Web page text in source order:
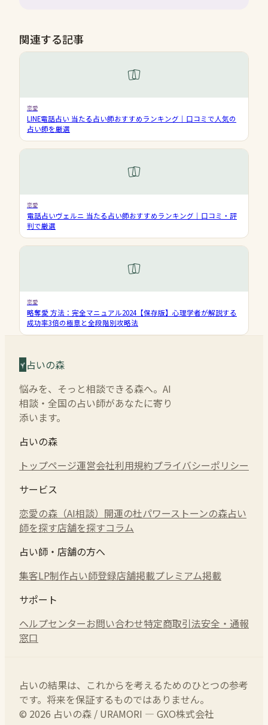
関連する記事
恋愛
LINE電話占い 当たる占い師おすすめランキング｜口コミで人気の
占い師を厳選
恋愛
電話占いヴェルニ 当たる占い師おすすめランキング｜口コミ・評
判で厳選
恋愛
略奪愛 方法：完全マニュアル2024【保存版】心理学者が解説する
成功率3倍の極意と全段階別攻略法
占いの森
悩みを、そっと相談できる森へ。AI
相談・全国の占い師があなたに寄り
添います。
占いの森
トップページ運営会社利用規約プライバシーポリシー
サービス
恋愛の森（AI相談） 開運の杜パワーストーンの森占い
師を探す店舗を探すコラム
占い師・店舗の方へ
集客LP制作占い師登録店舗掲載プレミアム掲載
サポート
ヘルプセンターお問い合わせ特定商取引法安全・通報
窓口
占いの結果は、これからを考えるためのひとつの参考
です。将来を保証するものではありません。
© 2026 占いの森 / URAMORI — GXO株式会社